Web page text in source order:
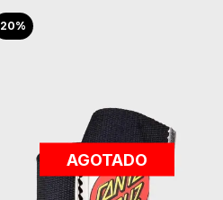
20%
AGOTADO